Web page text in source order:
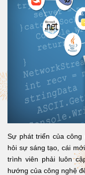
Sự phát triển của
hỏi sự sáng tạo, cái
trình viên phải luôn
hướng của công nghệ